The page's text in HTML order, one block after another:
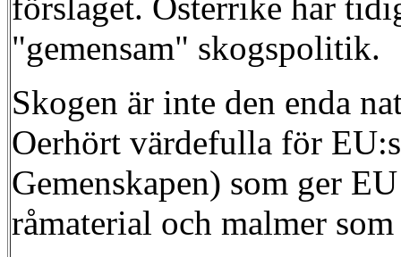
förslaget. Österrike har
"gemensam" skogspolitik.
Skogen är inte den enda
Oerhört värdefulla för
Gemenskapen) som ger
råmaterial och malmer